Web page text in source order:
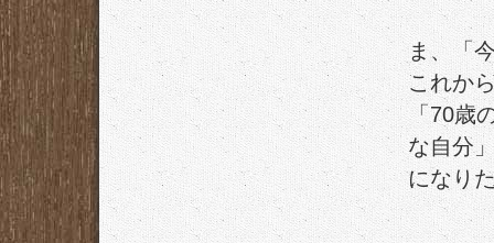
ま、「
これか
「70歳
な自分
になり